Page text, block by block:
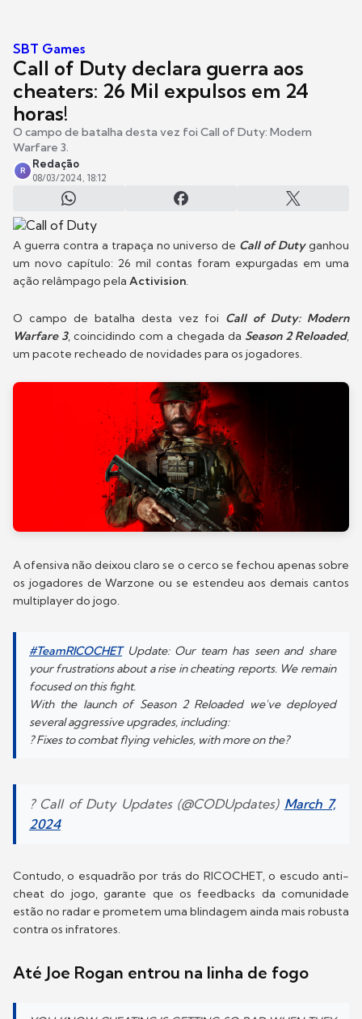
SBT Games
Call of Duty declara guerra aos
cheaters: 26 Mil expulsos em 24
horas!
O campo de batalha desta vez foi Call of Duty: Modern
Warfare 3.
R
Redação
08/03/2024, 18:12
A guerra contra a trapaça no universo de Call of Dutyganhou
um novo capítulo: 26 mil contas foram expurgadas em uma
ação relâmpago pela Activision.
O campo de batalha desta vez foi Call of Duty: Modern
Warfare 3, coincidindo com a chegada da Season 2 Reloaded,
um pacote recheado de novidades para os jogadores.
A ofensiva não deixou claro se o cerco se fechou apenas sobre
os jogadores de Warzone ou se estendeu aos demais cantos
multiplayer do jogo.
#TeamRICOCHETUpdate: Our team has seen and share
your frustrations about a rise in cheating reports. We remain
focused on this fight.
With the launch of Season 2 Reloaded we've deployed
several aggressive upgrades, including:
? Fixes to combat flying vehicles, with more on the?
? Call of Duty Updates (@CODUpdates) March 7,
2024
Contudo, o esquadrão por trás do RICOCHET, o escudo anti-
cheat do jogo, garante que os feedbacks da comunidade
estão no radar e prometem uma blindagem ainda mais robusta
contra os infratores.
Até Joe Rogan entrou na linha de fogo